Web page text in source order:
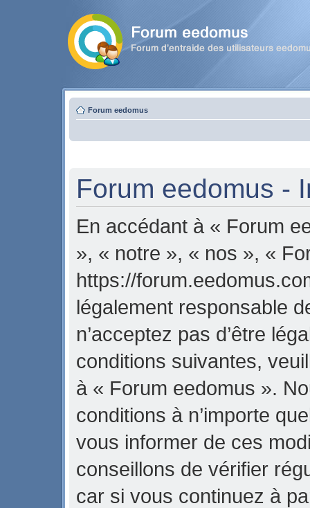
Forum eedomus
Forum eedomus -
En accédant à « Forum
», « notre », « nos », «
https://
légalement responsable
n’acceptez pas d’être
conditions suivantes,
à « Forum eedomus ».
conditions à n’importe
vous informer de ces
conseillons de vérifier
car si vous continuez à